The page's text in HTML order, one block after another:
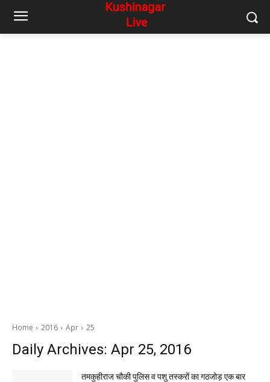
Home 2016 Apr 25
Daily Archives: Apr 25, 2016
तमकुहीराज चौकी पुलिस व पशु तस्करों का गठजोड़ एक बार